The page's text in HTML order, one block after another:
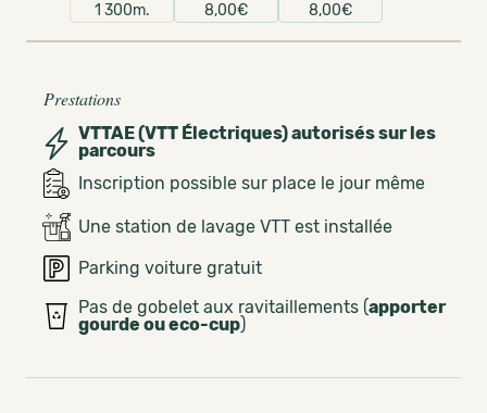
1 300m. 8,00€ 8,00€
Prestations
VTTAE (VTT Électriques) autorisés sur les
parcours
Inscription possible sur place le jour même
Une station de lavage VTT est installée
Parking voiture gratuit
Pas de gobelet aux ravitaillements (apporter
gourde ou eco-cup)